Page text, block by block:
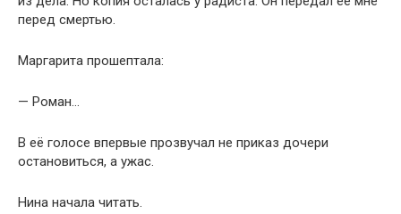
перед смертью.
Маргарита прошептала:
— Роман…
В её голосе впервые прозвучал не приказ дочери
остановиться, а ужас.
Нина начала читать.